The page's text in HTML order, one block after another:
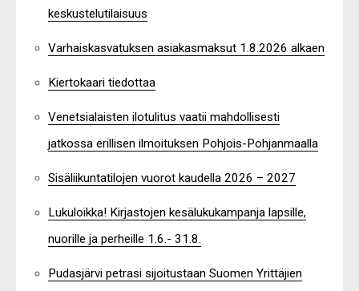
keskustelutilaisuus
Varhaiskasvatuksen asiakasmaksut 1.8.2026 alkaen
Kiertokaari tiedottaa
Venetsialaisten ilotulitus vaatii mahdollisesti
jatkossa erillisen ilmoituksen Pohjois-Pohjanmaalla
Sisäliikuntatilojen vuorot kaudella 2026 – 2027
Lukuloikka! Kirjastojen kesälukukampanja lapsille,
nuorille ja perheille 1.6.- 31.8.
Pudasjärvi petrasi sijoitustaan Suomen Yrittäjien